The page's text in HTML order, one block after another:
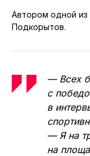
Автором одной из
Подкорытов.
— Всех
с
в
— Я на
на